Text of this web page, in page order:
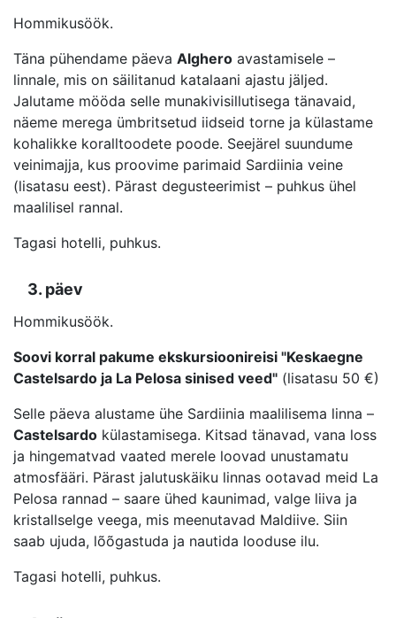
Hommikusöök.
Täna pühendame päeva Alghero avastamisele –
linnale, mis on säilitanud katalaani ajastu jäljed.
Jalutame mööda selle munakivisillutisega tänavaid,
näeme merega ümbritsetud iidseid torne ja külastame
kohalikke koralltoodete poode. Seejärel suundume
veinimajja, kus proovime parimaid Sardiinia veine
(lisatasu eest). Pärast degusteerimist – puhkus ühel
maalilisel rannal.
Tagasi hotelli, puhkus.
3. päev
Hommikusöök.
Soovi korral pakume ekskursioonireisi "Keskaegne
Castelsardo ja La Pelosa sinised veed" (lisatasu 50 €)
Selle päeva alustame ühe Sardiinia maalilisema linna –
Castelsardo külastamisega. Kitsad tänavad, vana loss
ja hingematvad vaated merele loovad unustamatu
atmosfääri. Pärast jalutuskäiku linnas ootavad meid La
Pelosa rannad – saare ühed kaunimad, valge liiva ja
kristallselge veega, mis meenutavad Maldiive. Siin
saab ujuda, lõõgastuda ja nautida looduse ilu.
Tagasi hotelli, puhkus.